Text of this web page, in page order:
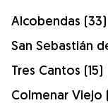
Alcobendas (33)
San Sebastián
Tres Cantos (15)
Colmenar Viejo